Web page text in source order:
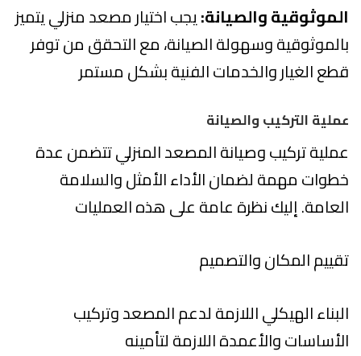
الموثوقية والصيانة:يجب اختيار مصعد منزلي يتميز
بالموثوقية وسهولة الصيانة، مع التحقق من توفر
قطع الغيار والخدمات الفنية بشكل مستمر
عملية التركيب والصيانة
عملية تركيب وصيانة المصعد المنزلي تتضمن عدة
خطوات مهمة لضمان الأداء الأمثل والسلامة
العامة. إليك نظرة عامة على هذه العمليات
تقييم المكان والتصميم
البناء الهيكلي اللازمة لدعم المصعد وتركيب
الأساسات والأعمدة اللازمة لتأمينه